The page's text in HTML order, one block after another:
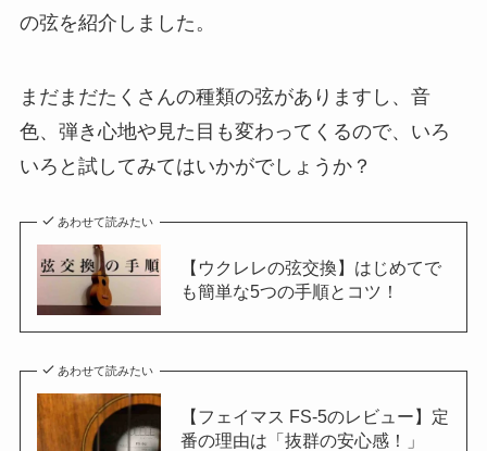
の弦を紹介しました。
まだまだたくさんの種類の弦がありますし、音
色、弾き心地や見た目も変わってくるので、いろ
いろと試してみてはいかがでしょうか？
あわせて読みたい
【ウクレレの弦交換】はじめてで
も簡単な5つの手順とコツ！
あわせて読みたい
【フェイマス FS-5のレビュー】定
番の理由は「抜群の安心感！」